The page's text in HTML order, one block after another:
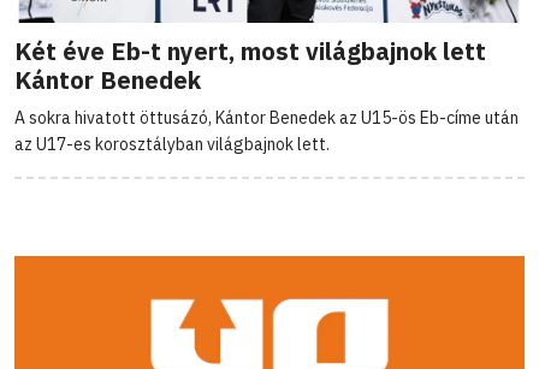
Két éve Eb-t nyert, most világbajnok lett
Kántor Benedek
A sokra hivatott öttusázó, Kántor Benedek az U15-ös Eb-címe után
az U17-es korosztályban világbajnok lett.